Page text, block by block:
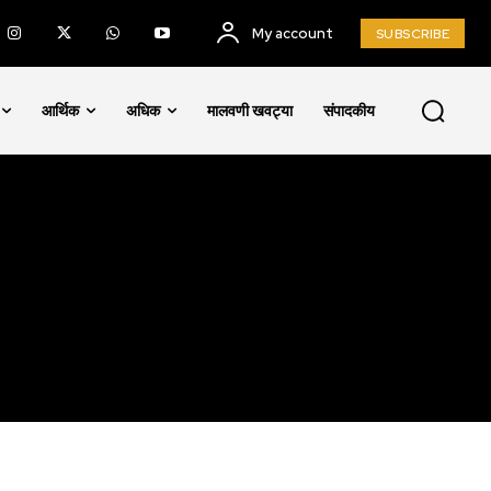
SUBSCRIBE
thePrivacy Policy.
My account SUBSCRIBE
आर्थिक अधिक मालवणी खवट्या संपादकीय